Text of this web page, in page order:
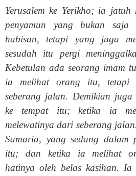
Yerusalem ke Yerikho; ia jatuh
penyamun yang bukan saja
habisan, tetapi yang juga
sesudah itu pergi
Kebetulan ada seorang imam
ia melihat orang itu, tetapi
seberang jalan. Demikian
ke tempat itu; ketika ia
melewatinya dari seberang
Samaria, yang sedang dalam
itu; dan ketika ia melihat
hatinya oleh belas kasihan.